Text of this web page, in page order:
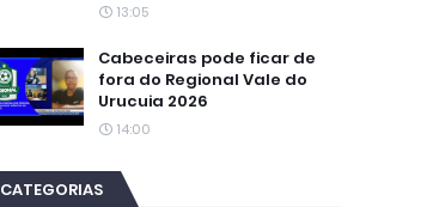
13:05
Cabeceiras pode ficar de
fora do Regional Vale do
Urucuia 2026
14:00
CATEGORIAS